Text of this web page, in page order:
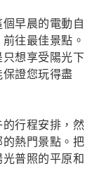
早晨的電動自
往最佳景點。
想享受陽光下
證您玩得盡
行程安排，然
熱門景點。把
普照的平原和